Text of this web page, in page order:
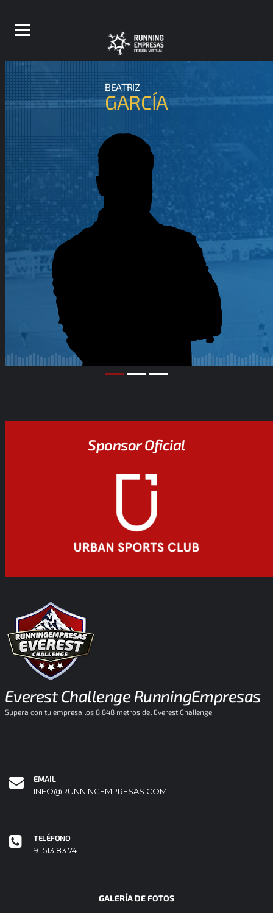
BEATRIZ
GARCÍA
Sponsor Oficial
Everest Challenge RunningEmpresas
Supera con tu empresa los 8.848 metros del Everest Challenge
EMAIL
INFO@RUNNINGEMPRESAS.COM
TELÉFONO
91 513 83 74
GALERÍA DE FOTOS